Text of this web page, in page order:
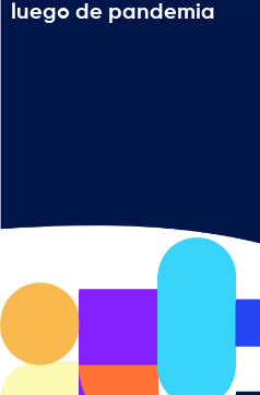
luego de pandemia